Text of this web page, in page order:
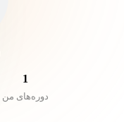
1
دوره‌های من